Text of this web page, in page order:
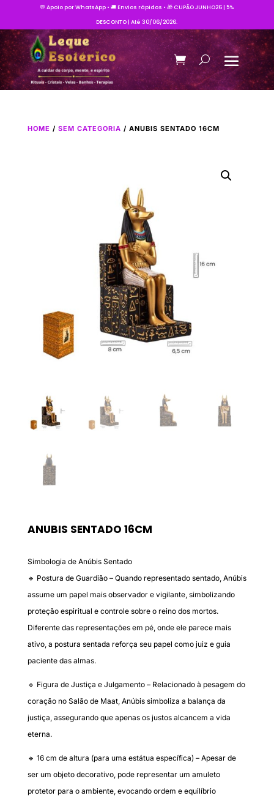
💬 Apoio por WhatsApp • 🚚 Envios rápidos • 🎁 CUPÃO JUNHO26 | 5%
DESCONTO | Até 30/06/2026.
HOME / SEM CATEGORIA / ANUBIS SENTADO 16CM
ANUBIS SENTADO 16CM
Simbologia de Anúbis Sentado
🔹 Postura de Guardião – Quando representado sentado, Anúbis
assume um papel mais observador e vigilante, simbolizando
proteção espiritual e controle sobre o reino dos mortos.
Diferente das representações em pé, onde ele parece mais
ativo, a postura sentada reforça seu papel como juiz e guia
paciente das almas.
🔹 Figura de Justiça e Julgamento – Relacionado à pesagem do
coração no Salão de Maat, Anúbis simboliza a balança da
justiça, assegurando que apenas os justos alcancem a vida
eterna.
🔹 16 cm de altura (para uma estátua específica) – Apesar de
ser um objeto decorativo, pode representar um amuleto
protetor para o ambiente, evocando ordem e equilíbrio